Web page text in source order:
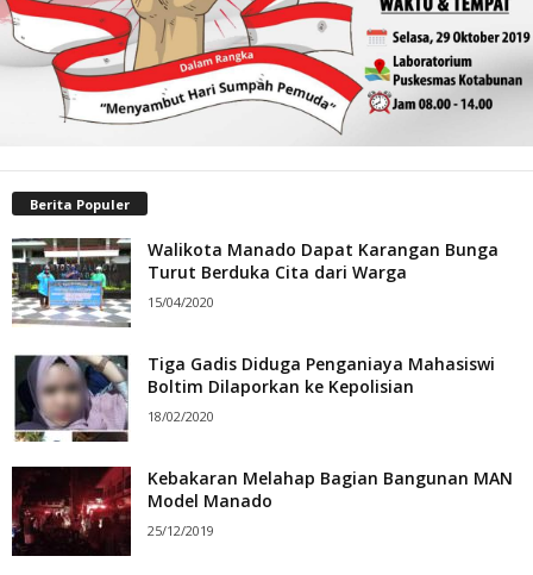
Berita Populer
Walikota Manado Dapat Karangan Bunga
Turut Berduka Cita dari Warga
15/04/2020
Tiga Gadis Diduga Penganiaya Mahasiswi
Boltim Dilaporkan ke Kepolisian
18/02/2020
Kebakaran Melahap Bagian Bangunan MAN
Model Manado
25/12/2019